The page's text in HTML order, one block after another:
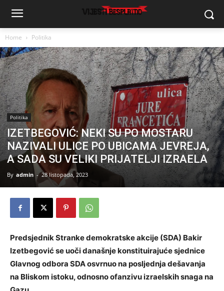
Home Politika
Politika
IZETBEGOVIĆ: NEKI SU PO MOSTARU
NAZIVALI ULICE PO UBICAMA JEVREJA,
A SADA SU VELIKI PRIJATELJI IZRAELA
By admin - 28 listopada, 2023
Predsjednik Stranke demokratske akcije (SDA) Bakir
Izetbegović se uoči današnje konstituirajuće sjednice
Glavnog odbora SDA osvrnuo na posljednja dešavanja
na Bliskom istoku, odnosno ofanzivu izraelskih snaga na